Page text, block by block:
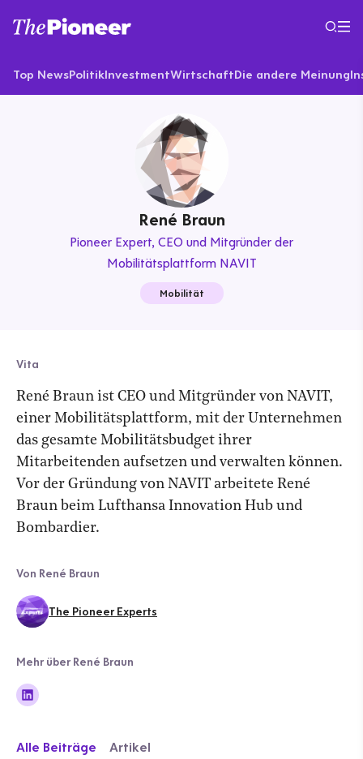
Top NewsPolitikInvestmentWirtschaftDie andere Meinung
René Braun
Pioneer Expert CEO und Mitgründer der
Mobilitätsplattform NAVIT
Mobilität
Vita
René Braun ist CEO und Mitgründer von NAVIT,
einer Mobilitätsplattform, mit der Unternehmen
das gesamte Mobilitätsbudget ihrer
Mitarbeitenden aufsetzen und verwalten können.
Vor der Gründung von NAVIT arbeitete René
Braun beim Lufthansa Innovation Hub und
Bombardier.
Von René Braun
The Pioneer Experts
Mehr über René Braun
Alle Beiträge Artikel